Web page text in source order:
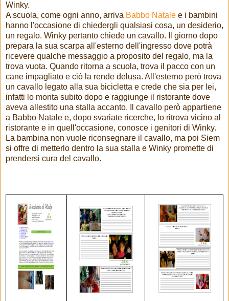
Winky.
A scuola, come ogni anno, arriva Babbo Natale e i bambini
hanno l'occasione di chiedergli qualsiasi cosa, un desiderio,
un regalo. Winky pertanto chiede un cavallo. Il giorno dopo
prepara la sua scarpa all'esterno dell'ingresso dove potrà
ricevere qualche messaggio a proposito del regalo, ma la
trova vuota. Quando ritorna a scuola, trova il pacco con un
cane impagliato e ciò la rende delusa. All'esterno però trova
un cavallo legato alla sua bicicletta e crede che sia per lei,
infatti lo monta subito dopo e raggiunge il ristorante dove
aveva allestito una stalla accanto. Il cavallo però appartiene
a Babbo Natale e, dopo svariate ricerche, lo ritrova vicino al
ristorante e in quell'occasione, conosce i genitori di Winky.
La bambina non vuole riconsegnare il cavallo, ma poi Siem
si offre di metterlo dentro la sua stalla e Winky promette di
prendersi cura del cavallo.